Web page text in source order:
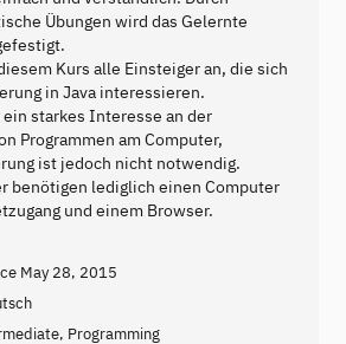
Übungen wird das Gelernte
Kurs alle Einsteiger an, die sich
in Java interessieren.
starkes Interesse an der
Programmen am Computer,
ist jedoch nicht notwendig.
benötigen lediglich einen Computer
und einem Browser.
May 28, 2015
Programming